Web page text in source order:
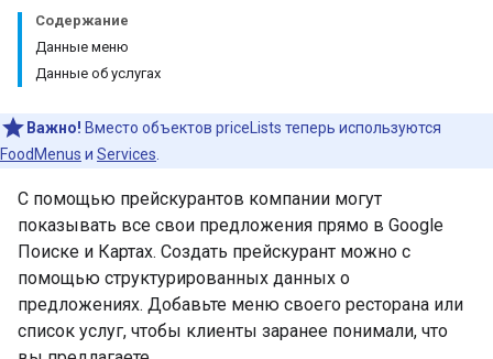
Содержание
Данные меню
Данные об услугах
Важно! Вместо объектов priceLists теперь используются
FoodMenus и Services
С помощью прейскурантов компании могут
показывать все свои предложения прямо в Google
Поиске и Картах. Создать прейскурант можно с
помощью структурированных данных о
предложениях. Добавьте меню своего ресторана или
список услуг, чтобы клиенты заранее понимали, что